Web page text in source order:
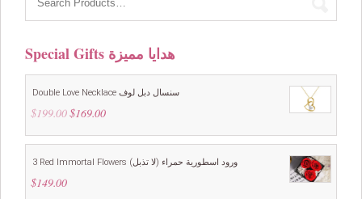
Special Gifts هدايا مميزة
Double Love Necklace سنسال دبل لوف
$199.00 Original
was:
$169.00Current
is:
3 Red Immortal Flowers ورود اسطورية حمراء (لا تذبل)
$149.00